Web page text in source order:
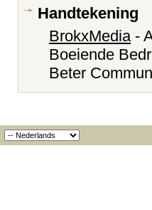
Handtekening
BrokxMedia-
Boeiende
Beter